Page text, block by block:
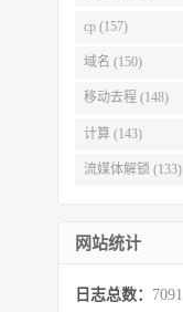
cp (157)
域名 (150)
移动去程 (148)
计算 (143)
流媒体解锁 (133)
网站统计
日志总数： 7091